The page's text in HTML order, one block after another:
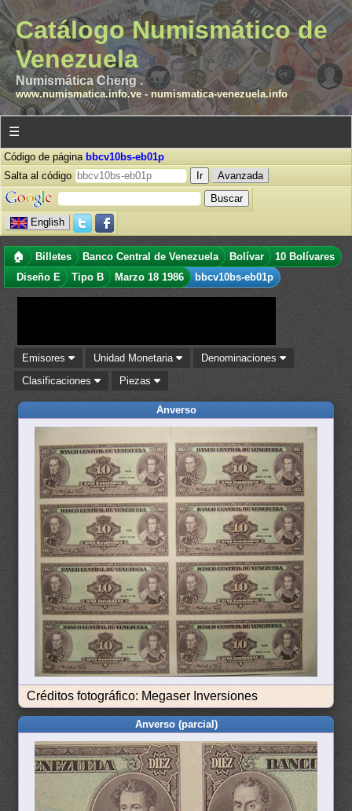
Catálogo Numismático de
Venezuela
Numismática Cheng .
www.numismatica.info.ve- numismatica-venezuela.info
☰
Código de página bbcv10bs-eb01p
Salta al código
Avanzada
English
🏠 Billetes Banco Central de Venezuela Bolívar
10 Bolívares
Diseño E
Tipo B Marzo 18 1986 bbcv10bs-eb01p
Emisores Unidad Monetaria
Denominaciones
Clasificaciones
Piezas
Anverso
Créditos fotográfico: Megaser Inversiones
Anverso (parcial)